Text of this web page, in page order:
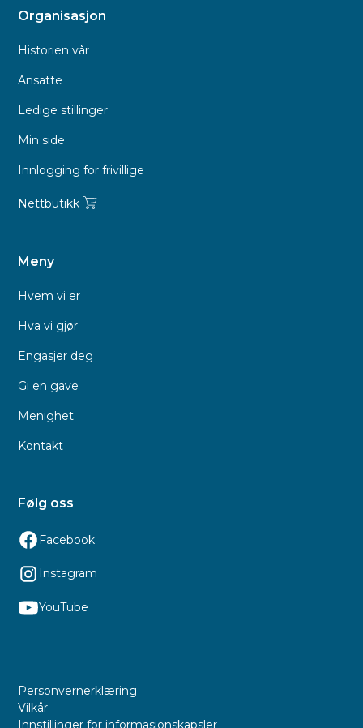
Organisasjon
Historien vår
Ansatte
Ledige stillinger
Min side
Innlogging for frivillige
Nettbutikk
Meny
Hvem vi er
Hva vi gjør
Engasjer deg
Gi en gave
Menighet
Kontakt
Følg oss
Facebook
Instagram
YouTube
Personvernerklæring
Vilkår
Innstillinger for informasjonskapsler